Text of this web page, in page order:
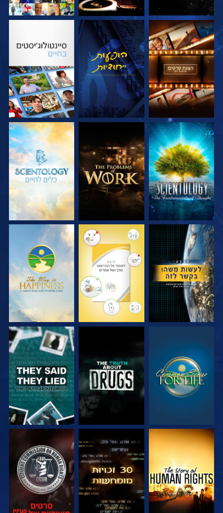
בדוק את הסדרה צפה בדוק את הסדרה
בדוק את הסדרה בדוק את הסדרה בדוק את הסדרה
צפה צפה צפה
צפה צפה צפה
צפה צפה צפה